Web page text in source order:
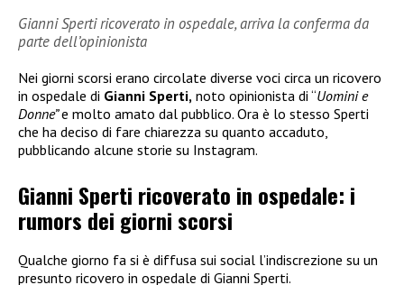
Gianni Sperti ricoverato in ospedale, arriva la conferma da
parte dell’opinionista
Nei giorni scorsi erano circolate diverse voci circa un ricovero
in ospedale di Gianni Sperti, noto opinionista di “Uomini e
Donne”e molto amato dal pubblico. Ora è lo stesso Sperti
che ha deciso di fare chiarezza su quanto accaduto,
pubblicando alcune storie su Instagram.
Gianni Sperti ricoverato in ospedale: i
rumors dei giorni scorsi
Qualche giorno fa si è diffusa sui social l’indiscrezione su un
presunto ricovero in ospedale di Gianni Sperti.